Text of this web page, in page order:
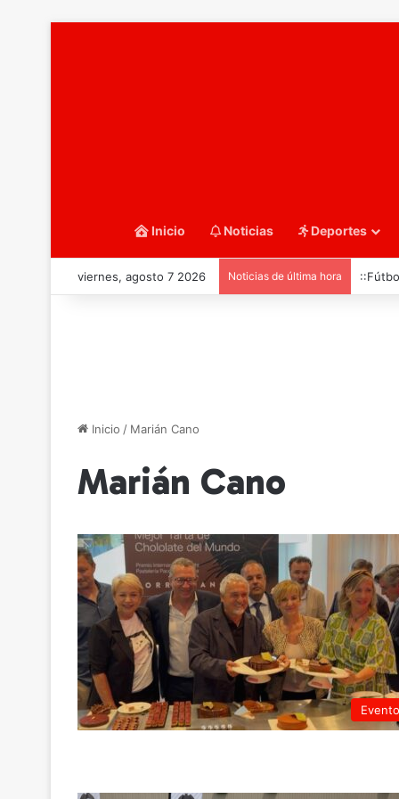
Inicio Noticias Deportes
viernes, agosto 7 2026 Noticias de última hora
Inicio / Marián Cano
Marián Cano